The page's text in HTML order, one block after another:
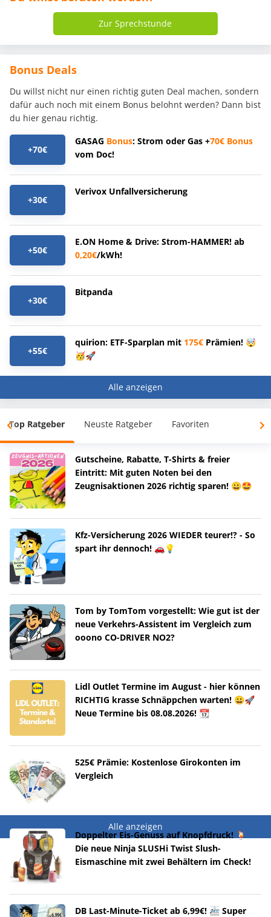
Zur Sprechstunde
Bonus Deals
Du willst nicht nur einen richtig guten Deal machen, sondern
dafür auch noch mit einem Bonus belohnt werden? Dann bist
du hier genau richtig.
+70€
GASAG Bonus: Strom oder Gas +70€ Bonus
vom Doc!
+30€
Verivox Unfallversicherung
+50€
E.ON Home & Drive: Strom-HAMMER! ab
0,20€/kWh!
+30€
Bitpanda
+55€
quirion: ETF-Sparplan mit 175€ Prämien! 🤯
🥳🚀
Alle anzeigen
Top Ratgeber Neuste Ratgeber Favoriten
Gutscheine, Rabatte, T-Shirts & freier
Eintritt: Mit guten Noten bei den
Zeugnisaktionen 2026 richtig sparen! 😀🤩
Kfz-Versicherung 2026 WIEDER teurer!? - So
spart ihr dennoch! 🚗💡
Tom by TomTom vorgestellt: Wie gut ist der
neue Verkehrs-Assistent im Vergleich zum
ooono CO-DRIVER NO2?
Lidl Outlet Termine im August - hier können
RICHTIG krasse Schnäppchen warten! 😀🚀
Neue Termine bis 08.08.2026! 📆
525€ Prämie: Kostenlose Girokonten im
Vergleich
Alle anzeigen
Doppelter Eis-Genuss auf Knopfdruck! 🍹
Die neue Ninja SLUSHi Twist Slush-
Eismaschine mit zwei Behältern im Check!
DB Last-Minute-Ticket ab 6,99€! 🚈 Super